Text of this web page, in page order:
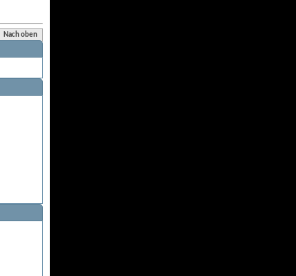
Nach oben